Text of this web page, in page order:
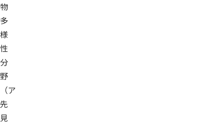
物
多
様
性
分
野
（ア
先
見